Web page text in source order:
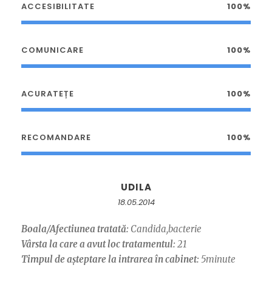
ACCESIBILITATE 100%
COMUNICARE 100%
ACURATEȚE 100%
RECOMANDARE 100%
UDILA
18.05.2014
Boala/Afectiunea tratată: Candida,bacterie
Vârsta la care a avut loc tratamentul: 21
Timpul de așteptare la intrarea în cabinet: 5minute